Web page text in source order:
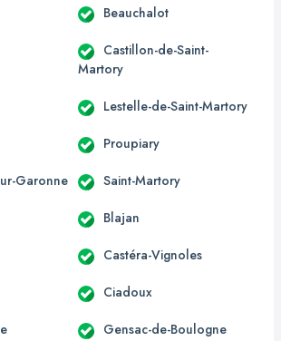
Beauchalot
Castillon-de-Saint-
Martory
Lestelle-de-Saint-Martory
Proupiary
Garonne Saint-Martory
Blajan
Castéra-Vignoles
Ciadoux
Gensac-de-Boulogne